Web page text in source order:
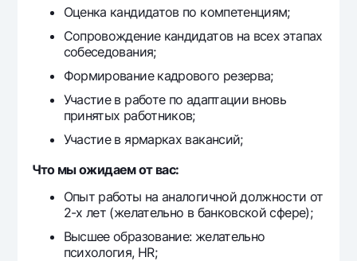
Contact center
+998 78 148-00-101344
Оценка кандидатов по компетенциям;
Сопровождение кандидатов на всех этапах
собеседования;
Формирование кадрового резерва;
Участие в работе по адаптации вновь
принятых работников;
Участие в ярмарках вакансий;
Что мы ожидаем от вас:
Опыт работы на аналогичной должности от
2-х лет (желательно в банковской сфере);
Высшее образование: желательно
психология, HR;